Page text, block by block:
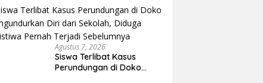
Agustus 7, 2026
Siswa Terlibat Kasus
Perundungan di Doko